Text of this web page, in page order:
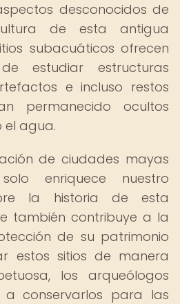
desconocidos de
de esta antigua
subacuáticos ofrecen
estudiar estructuras
e incluso restos
permanecido ocultos
el agua.
de ciudades mayas
enriquece nuestro
la historia de esta
también contribuye a la
de su patrimonio
estos sitios de manera
los arqueólogos
a conservarlos para las